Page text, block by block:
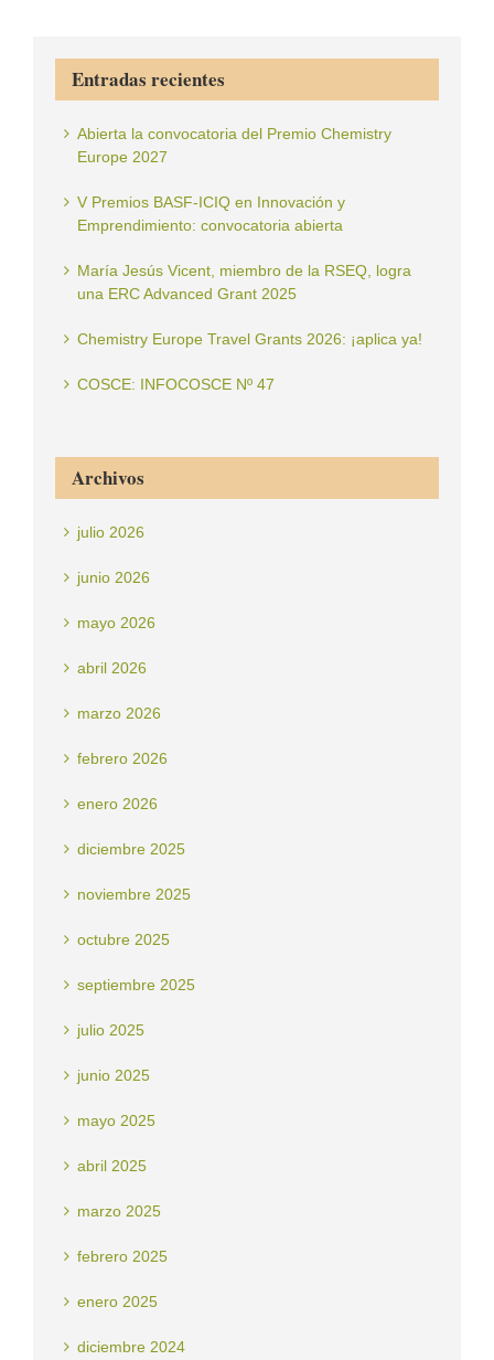
Entradas recientes
Abierta la convocatoria del Premio Chemistry
Europe 2027
V Premios BASF-ICIQ en Innovación y
Emprendimiento: convocatoria abierta
María Jesús Vicent, miembro de la RSEQ, logra
una ERC Advanced Grant 2025
Chemistry Europe Travel Grants 2026: ¡aplica ya!
COSCE: INFOCOSCE Nº 47
Archivos
julio 2026
junio 2026
mayo 2026
abril 2026
marzo 2026
febrero 2026
enero 2026
diciembre 2025
noviembre 2025
octubre 2025
septiembre 2025
julio 2025
junio 2025
mayo 2025
abril 2025
marzo 2025
febrero 2025
enero 2025
diciembre 2024